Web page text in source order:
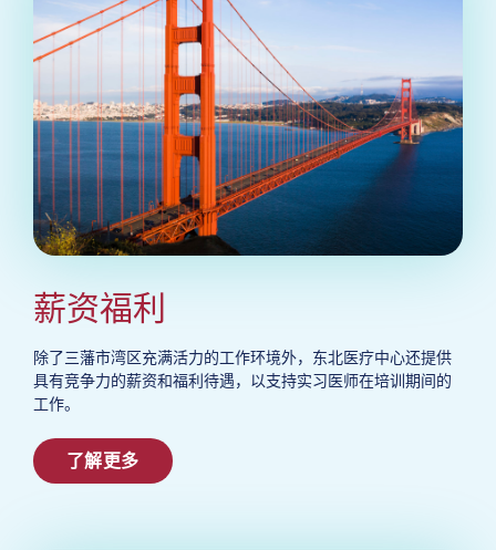
薪资福利
除了三藩市湾区充满活力的工作环境外，东北医疗中心还提供
具有竞争力的薪资和福利待遇，以支持实习医师在培训期间的
工作。
了解更多